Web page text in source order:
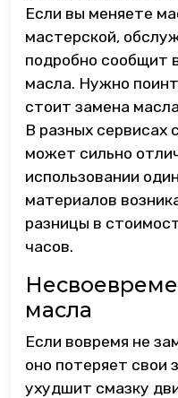
Если вы меняете
мастерской,
подробно сообщит
масла. Нужно
стоит замена
В разных сервисах
может сильно
использовании
материалов
разницы в
часов.
масла
Если вовремя не
оно потеряет свои
ухудшит смазку